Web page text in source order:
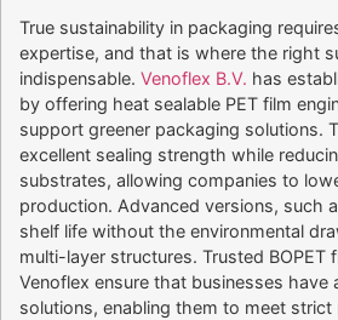
True sustainability in packaging
expertise, and that is where the right
indispensable. Venoflex B.V. has
by offering heat sealable PET film
support greener packaging solutions.
excellent sealing strength while
substrates, allowing companies to
production. Advanced versions, such
shelf life without the environmental
multi-layer structures. Trusted BOPET
Venoflex ensure that businesses
solutions, enabling them to meet